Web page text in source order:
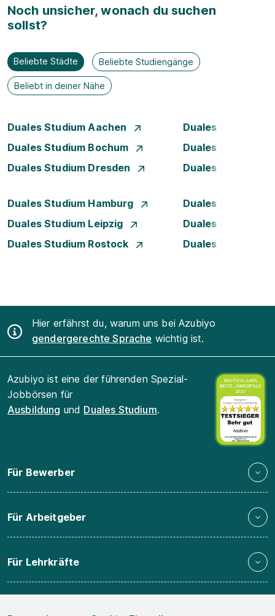
Noch unsicher, wonach du suchen
sollst?
Beliebte Städte Beliebte Studiengänge
Beliebt in deiner Nähe
Duales Studium Aachen
Duales Studium
Duales Studium Bochum
Duales Studium
Duales Studium Dresden
Duales Studium
Duales Studium Hamburg
Duales Studium
Duales Studium Leipzig
Duales Studium
Duales Studium Rostock
Duales Studium
Hier erfährst du, warum uns bei Azubiyo
gendergerechte Sprache wichtig ist.
Azubiyo ist eine der führenden Spezial-
Jobbörsen für
Ausbildung und Duales Studium.
Für Bewerber
Für Arbeitgeber
Für Lehrkräfte